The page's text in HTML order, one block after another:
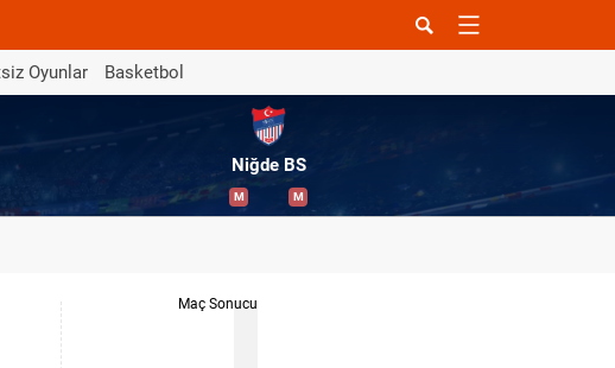
Oyunlar Basketbol
Niğde BS
M M
Maç Sonucu